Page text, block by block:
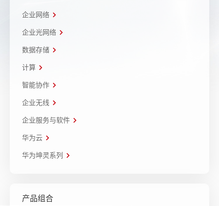
企业网络
企业光网络
数据存储
计算
智能协作
企业无线
企业服务与软件
华为云
华为坤灵系列
产品组合